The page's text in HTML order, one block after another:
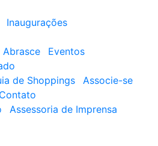
Inaugurações
Abrasce
Eventos
de Shoppings
Associe-se
Contato
Assessoria de Imprensa